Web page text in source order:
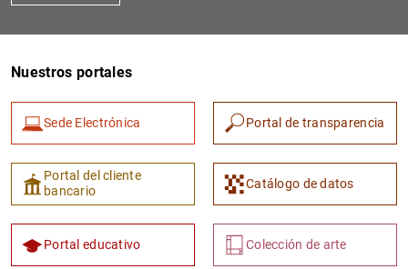
Nuestros portales
Sede Electrónica Portal de transparencia
Portal del cliente
bancario
Catálogo de datos
Portal educativo Colección de arte